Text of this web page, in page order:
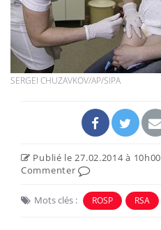
SERGEI CHUZAVKOV/AP/SIPA
Publié le 27.02.2014 à 10h00
Commenter
Mots clés : ROSP RSA